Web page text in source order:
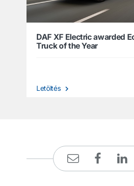
DAF XF Electric awarded
Truck of the Year
Letöltés